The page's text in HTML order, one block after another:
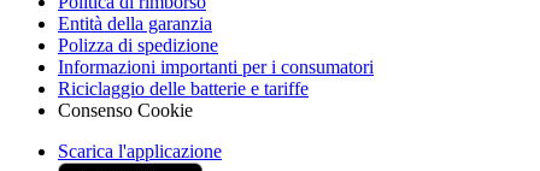
Entità della garanzia
Polizza di spedizione
Informazioni importanti per i consumatori
Riciclaggio delle batterie e tariffe
Consenso Cookie
Scarica l'applicazione